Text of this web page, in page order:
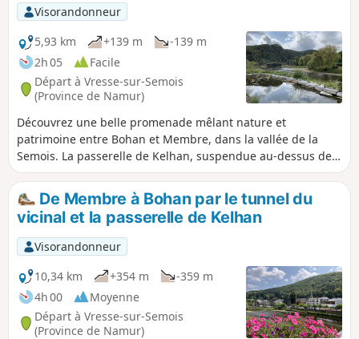
Visorandonneur
5,93 km
+139 m
-139 m
2h 05
Facile
Départ à Vresse-sur-Semois
(Province de Namur)
Découvrez une belle promenade mêlant nature et
patrimoine entre Bohan et Membre, dans la vallée de la
Semois. La passerelle de Kelhan, suspendue au-dessus de
la rivière, offre un accès direct à des sentiers paisibles en
forêt, avec de superbes vues sur les méandres de la
Semois. En poursuivant vers Membre, le parcours vous
mène à l’ancien tunnel ferroviaire reliant les deux villages.
Long d’environ 1,5 km, ce tunnel désaffecté, sombre et frais,
impressionne par son atmosphère unique. Prévoir une
lampe est conseillé. Cette boucle facile et originale combine
paysages ardennais, patrimoine ferroviaire et charme des
petits villages.
De Membre à Bohan par le tunnel du
vicinal et la passerelle de Kelhan
Visorandonneur
10,34 km
+354 m
-359 m
4h 00
Moyenne
Départ à Vresse-sur-Semois
(Province de Namur)